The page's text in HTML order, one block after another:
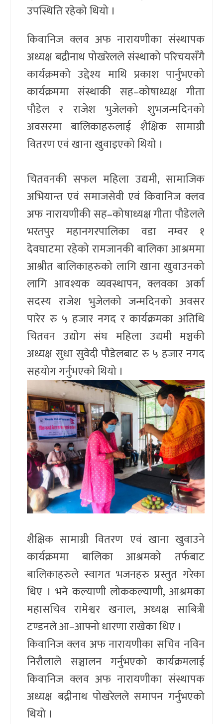
उपस्थिति रहेको थियो ।
किवानिज क्लव अफ नारायणीका संस्थापक
अध्यक्ष बद्रीनाथ पोखरेलले संस्थाको परिचयसँगै
कार्यक्रमको उद्देश्य माथि प्रकाश पार्नुभएको
कार्यक्रममा संस्थाकी सह–कोषाध्यक्ष गीता
पौडेल र राजेश भुजेलको शुभजन्मदिनको
अवसरमा बालिकाहरुलाई शैक्षिक सामाग्री
वितरण एवं खाना खुवाइएको थियो ।
चितवनकी सफल महिला उद्यमी, सामाजिक
अभियान्त एवं समाजसेवी एवं किवानिज क्लव
अफ नारायणीकी सह–कोषाध्यक्ष गीता पौडेलले
भरतपुर महानगरपालिका वडा नम्वर १
देवघाटमा रहेको रामजानकी बालिका आश्रममा
आश्रीत बालिकाहरुको लागि खाना खुवाउनको
लागि आवश्यक व्यवस्थापन, क्लवका अर्का
सदस्य राजेश भुजेलको जन्मदिनको अवसर
पारेर रु ५ हजार नगद र कार्यक्रमका अतिथि
चितवन उद्योग संघ महिला उद्यमी मञ्चकी
अध्यक्ष सुधा सुवेदी पौडेलबाट रु ५ हजार नगद
सहयोग गर्नुभएको थियो ।
शैक्षिक सामाग्री वितरण एवं खाना खुवाउने
कार्यक्रममा बालिका आश्रमको तर्फबाट
बालिकाहरुले स्वागत भजनहरु प्रस्तुत गरेका
थिए । भने कल्याणी लोककल्याणी, आश्रमका
महासचिव रामेश्वर खनाल, अध्यक्ष साबित्री
टण्डनले आ–आफ्नो धारणा राखेका थिए ।
किवानिज क्लव अफ नारायणीका सचिव नविन
निरौलाले सञ्चालन गर्नुभएको कार्यक्रमलाई
किवानिज क्लव अफ नारायणीका संस्थापक
अध्यक्ष बद्रीनाथ पोखरेलले समापन गर्नुभएको
थियो ।